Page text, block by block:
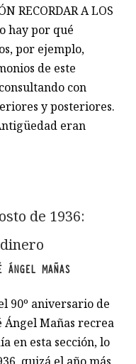
RECORDAR A LOS
hay por qué
por ejemplo,
de este
con
y posteriores.
eran
de 1936:
ÁNGEL MAÑAS
90º aniversario de
Ángel Mañas recrea
en esta sección, lo